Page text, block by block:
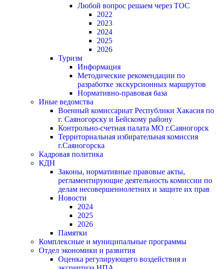
Любой вопрос решаем через ТОС
2022
2023
2024
2025
2026
Туризм
Информация
Методические рекомендации по
разработке экскурсионных маршрутов
Нормативно-правовая база
Иные ведомства
Военный комиссариат Республики Хакасия по
г. Саяногорску и Бейскому району
Контрольно-счетная палата МО г.Саяногорск
Территориальная избирательная комиссия
г.Саяногорска
Кадровая политика
КДН
Законы, нормативные правовые акты,
регламентирующие деятельность комиссии по
делам несовершеннолетних и защите их прав
Новости
2024
2025
2026
Памятки
Комплексные и муниципальные программы
Отдел экономики и развития
Оценка регулирующего воздействия и